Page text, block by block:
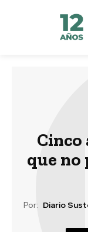
Cinco
que no
Por: Diario